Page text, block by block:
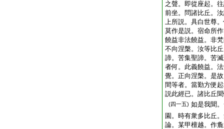
之聲。即從座起。
前坐。問諸比丘。
上所説。具白世尊
莫作是説。宿命所
饒益非法饒益。非
不向涅槃。汝等比
諦。苦集聖諦。苦
者何。此義饒益。
覺。正向涅槃。是
間等者。當勤方便
説此經已。諸比丘
(四一五) 如是我聞
園。時有衆多比丘
論。某甲檀越。作